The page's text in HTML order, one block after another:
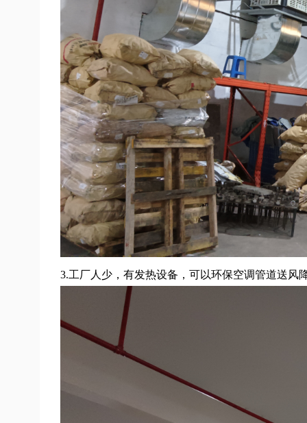
3.工厂人少，有发热设备，可以环保空调管道送风